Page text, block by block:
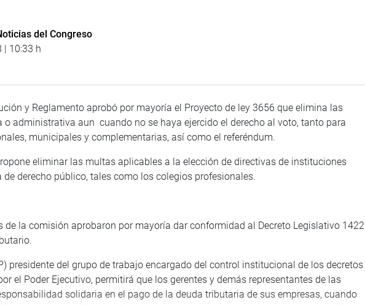
del Congreso
| 10:33 h
y Reglamento aprobó por mayoría el Proyecto de ley 3656 que elimina las
o administrativa aun cuando no se haya ejercido el derecho al voto, tanto para
municipales y complementarias, así como el referéndum.
eliminar las multas aplicables a la elección de directivas de instituciones
derecho público, tales como los colegios profesionales.
la comisión aprobaron por mayoría dar conformidad al Decreto Legislativo 1422
presidente del grupo de trabajo encargado del control institucional de los decretos
el Poder Ejecutivo, permitirá que los gerentes y demás representantes de las
solidaria en el pago de la deuda tributaria de sus empresas, cuando